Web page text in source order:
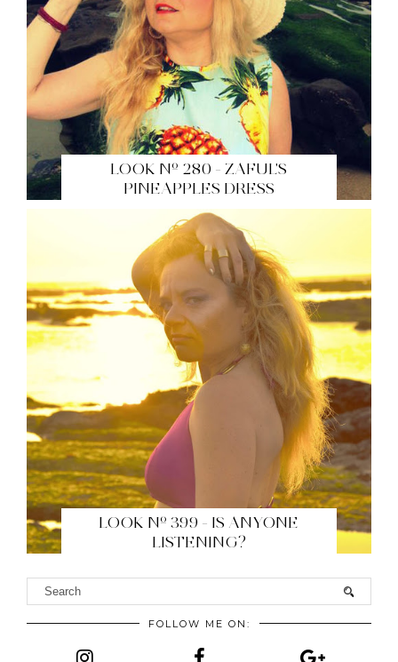
LOOK Nº 280 - ZAFUL'S
PINEAPPLES DRESS
LOOK Nº 399 - IS ANYONE
LISTENING?
FOLLOW ME ON: